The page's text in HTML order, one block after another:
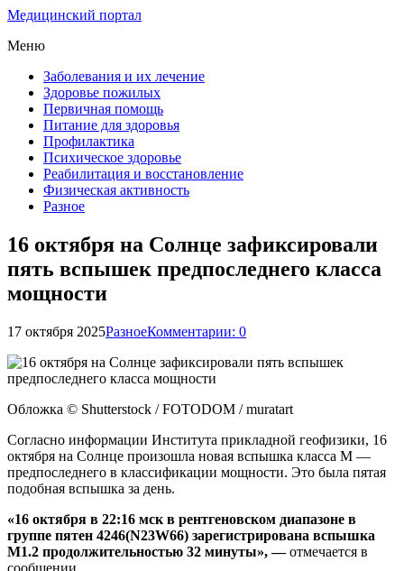
Медицинский портал
Меню
Заболевания и их лечение
Здоровье пожилых
Первичная помощь
Питание для здоровья
Профилактика
Психическое здоровье
Реабилитация и восстановление
Физическая активность
Разное
16 октября на Солнце зафиксировали
пять вспышек предпоследнего класса
мощности
17 октября 2025РазноеКомментарии: 0
Обложка © Shutterstock / FOTODOM / muratart
Согласно информации Института прикладной геофизики, 16
октября на Солнце произошла новая вспышка класса М —
предпоследнего в классификации мощности. Это была пятая
подобная вспышка за день.
«16 октября в 22:16 мск в рентгеновском диапазоне в
группе пятен 4246(N23W66) зарегистрирована вспышка
M1.2 продолжительностью 32 минуты», —отмечается в
сообщении.